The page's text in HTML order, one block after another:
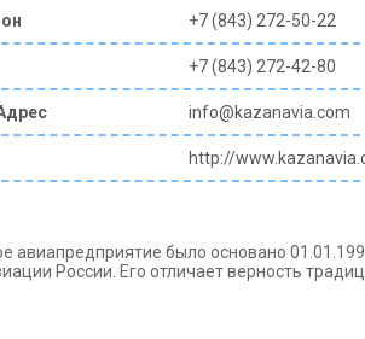
+7 (843) 272-50-22
+7 (843) 272-42-80
info@kazanavia.com
http://
авиапредприятие было основано
России. Его отличает верность